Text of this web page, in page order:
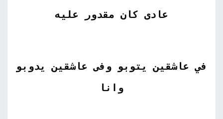
عادى كان مقدور عليه
في عاشقين يتوبو وفى عاشقين يدوبو
وانا